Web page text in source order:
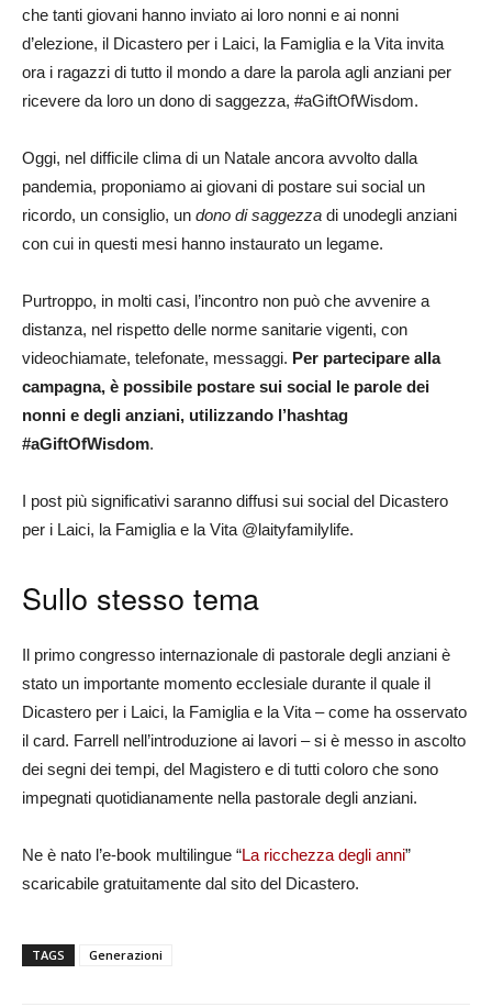
che tanti giovani hanno inviato ai loro nonni e ai nonni
d’elezione, il Dicastero per i Laici, la Famiglia e la Vita invita
ora i ragazzi di tutto il mondo a dare la parola agli anziani per
ricevere da loro un dono di saggezza, #aGiftOfWisdom.
Oggi, nel difficile clima di un Natale ancora avvolto dalla
pandemia, proponiamo ai giovani di postare sui social un
ricordo, un consiglio, un dono di saggezza di unodegli anziani
con cui in questi mesi hanno instaurato un legame.
Purtroppo, in molti casi, l’incontro non può che avvenire a
distanza, nel rispetto delle norme sanitarie vigenti, con
videochiamate, telefonate, messaggi. Per partecipare alla
campagna, è possibile postare sui social le parole dei
nonni e degli anziani, utilizzando l’hashtag
#aGiftOfWisdom.
I post più significativi saranno diffusi sui social del Dicastero
per i Laici, la Famiglia e la Vita @laityfamilylife.
Sullo stesso tema
Il primo congresso internazionale di pastorale degli anziani è
stato un importante momento ecclesiale durante il quale il
Dicastero per i Laici, la Famiglia e la Vita – come ha osservato
il card. Farrell nell’introduzione ai lavori – si è messo in ascolto
dei segni dei tempi, del Magistero e di tutti coloro che sono
impegnati quotidianamente nella pastorale degli anziani.
Ne è nato l’e-book multilingue “La ricchezza degli anni”
scaricabile gratuitamente dal sito del Dicastero.
TAGS Generazioni